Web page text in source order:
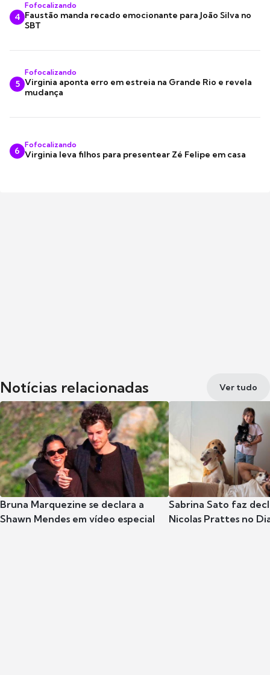
4
Fofocalizando
Faustão manda recado emocionante para João Silva no
SBT
5
Fofocalizando
Virginia aponta erro em estreia na Grande Rio e revela
mudança
6
Fofocalizando
Virginia leva filhos para presentear Zé Felipe em casa
Notícias relacionadas Ver tudo
Bruna Marquezine se declara a
Shawn Mendes em vídeo especial
Sabrina Sato faz
Nicolas Prattes no